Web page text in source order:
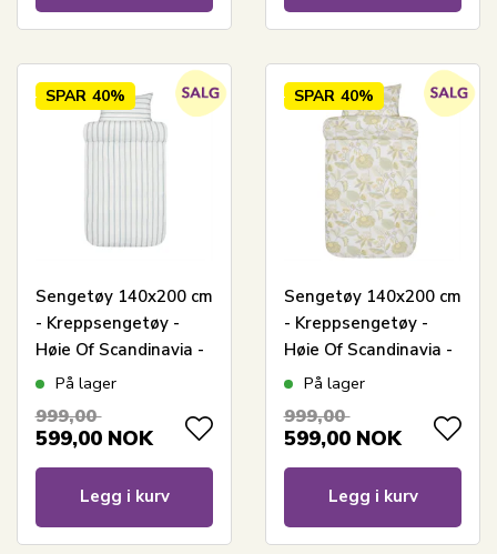
SPAR 40%
Sengetøy 140x200 cm
- Kreppsengetøy -
Høie Of Scandinavia -
Eilert Denim Blå
På lager
999,00
599,00 NOK
Legg i kurv
SPAR 40%
Sengetøy 140x200 cm
- Kreppsengetøy -
Høie Of Scandinavia -
Ingela Light Green
På lager
999,00
599,00 NOK
Legg i kurv